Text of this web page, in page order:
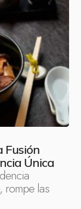
Fusión
Única
rompe las